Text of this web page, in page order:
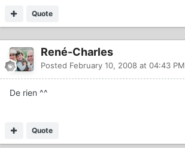
Quote
René-Charles
Posted February 10, 2008 at 04:43 PM
De rien ^^
Quote